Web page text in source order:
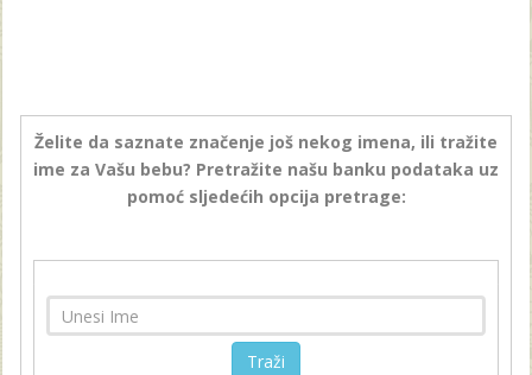
Želite da saznate značenje još nekog imena, ili tražite
ime za Vašu bebu? Pretražite našu banku podataka uz
pomoć sljedećih opcija pretrage:
Traži